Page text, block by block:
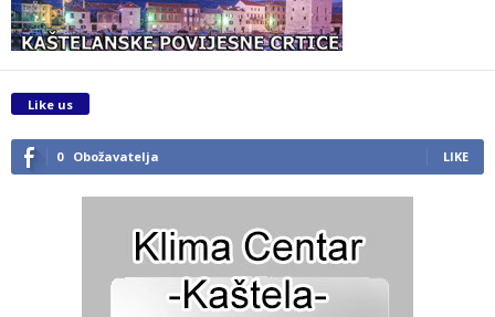
Like us
0 Obožavatelja LIKE